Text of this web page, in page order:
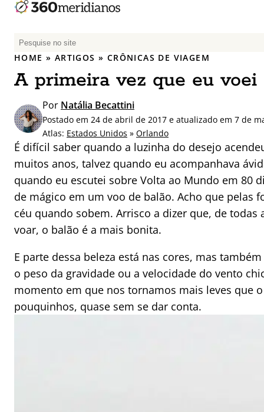
P
e
q
i
s
a
r
p
o
r
:
HOME » ARTIGOS » CRÔNICAS DE VIAGEM
A primeira vez que eu voei
Por Natália Becattini
Postado em 24 de abril de 2017 e atualizado em 7 de
Atlas: Estados Unidos » Orlando
É difícil saber quando a luzinha do desejo
muitos anos, talvez quando eu acompanhava
quando eu escutei sobre Volta ao Mundo em 80
de mágico em um voo de balão. Acho que pelas
céu quando sobem. Arrisco a dizer que, de
voar, o balão é a mais bonita.
E parte dessa beleza está nas cores, mas
o peso da gravidade ou a velocidade do vento
momento em que nos tornamos mais leves que
pouquinhos, quase sem se dar conta.